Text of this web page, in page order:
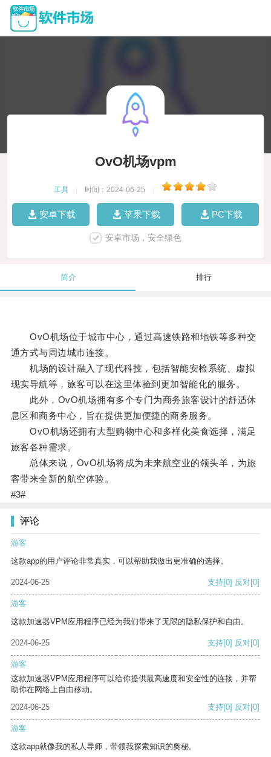
OvO机场vpm
工具 时间：2024-06-25
安卓下载 苹果下载 PC下载
安卓市场，安全绿色
简介 排行
OvO机场位于城市中心，通过高速铁路和地铁等多种交
通方式与周边城市连接。
机场的设计融入了现代科技，包括智能安检系统、虚拟
现实导航等，旅客可以在这里体验到更加智能化的服务。
此外，OvO机场拥有多个专门为商务旅客设计的舒适休
息区和商务中心，旨在提供更加便捷的商务服务。
OvO机场还拥有大型购物中心和多样化美食选择，满足
旅客各种需求。
总体来说，OvO机场将成为未来航空业的领头羊，为旅
客带来全新的航空体验。
#3#
评论
游客
这款app的用户评论非常真实，可以帮助我做出更准确的选择。
2024-06-25 支持[0] 反对[0]
游客
这款加速器VPM应用程序已经为我们带来了无限的隐私保护和自由。
2024-06-25 支持[0] 反对[0]
游客
这款加速器VPM应用程序可以给你提供最高速度和安全性的连接，并帮
助你在网络上自由移动。
2024-06-25
支持[0] 反对[0]
游客
这款app就像我的私人导师，带领我探索知识的奥秘。